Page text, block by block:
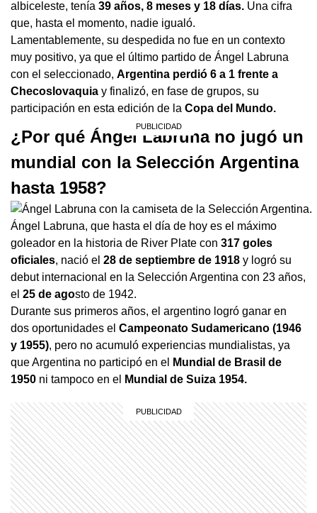
albiceleste, tenía 39 años, 8 meses y 18 días. Una cifra
que, hasta el momento, nadie igualó.
Lamentablemente, su despedida no fue en un contexto
muy positivo, ya que el último partido de Ángel Labruna
con el seleccionado, Argentina perdió 6 a 1 frente a
Checoslovaquia y finalizó, en fase de grupos, su
participación en esta edición de la Copa del Mundo.
¿Por qué Ángel Labruna no jugó un
mundial con la Selección Argentina
hasta 1958?
Ángel Labruna, que hasta el día de hoy es el máximo
goleador en la historia de River Plate con 317 goles
oficiales, nació el 28 de septiembre de 1918 y logró su
debut internacional en la Selección Argentina con 23 años,
el 25 de agosto de 1942.
Durante sus primeros años, el argentino logró ganar en
dos oportunidades el Campeonato Sudamericano (1946
y 1955), pero no acumuló experiencias mundialistas, ya
que Argentina no participó en el
Mundial de Brasil de
1950 ni tampoco en el Mundial de Suiza 1954.